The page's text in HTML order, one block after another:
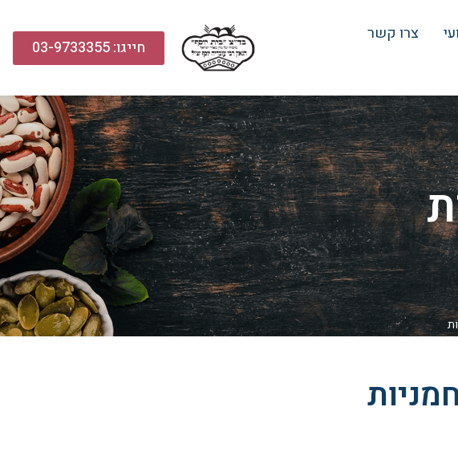
צרו קשר
חייגו: 03-9733355